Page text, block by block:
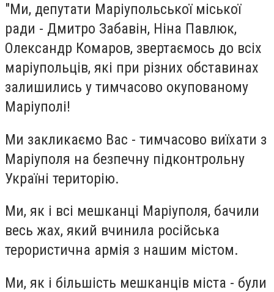
"Ми, депутати Маріупольської міської
ради - Дмитро Забавін, Ніна Павлюк,
Олександр Комаров, звертаємось до всіх
маріупольців, які при різних обставинах
залишились у тимчасово окупованому
Маріуполі!
Ми закликаємо Вас - тимчасово виїхати з
Маріуполя на безпечну підконтрольну
Україні територію.
Ми, як і всі мешканці Маріуполя, бачили
весь жах, який вчинила російська
терористична армія з нашим містом.
Ми, як і більшість мешканців міста - були